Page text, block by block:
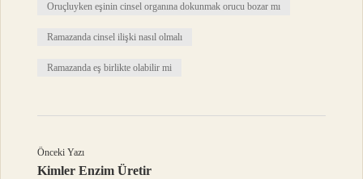
Oruçluyken eşinin cinsel organına dokunmak orucu bozar mı
Ramazanda cinsel ilişki nasıl olmalı
Ramazanda eş birlikte olabilir mi
Önceki Yazı
Kimler Enzim Üretir